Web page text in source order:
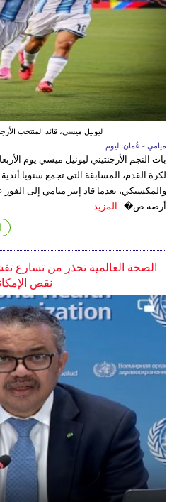
ليونيل ميسي، قائد المنتخب
ميامي - عُمان اليوم
بات النجم الأرجنتيني ليونيل ميسي يوم
لكرة القدم، المسابقة التي تجمع سنويا
أرضه ض�... المزيد
الصحة العالمية تحذر من تسارع
نقص